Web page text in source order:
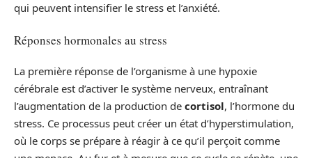
qui peuvent intensifier le stress et l’anxiété.
Réponses hormonales au stress
La première réponse de l’organisme à une hypoxie
cérébrale est d’activer le système nerveux, entraînant
l’augmentation de la production de cortisol, l’hormone du
stress. Ce processus peut créer un état d’hyperstimulation,
où le corps se prépare à réagir à ce qu’il perçoit comme